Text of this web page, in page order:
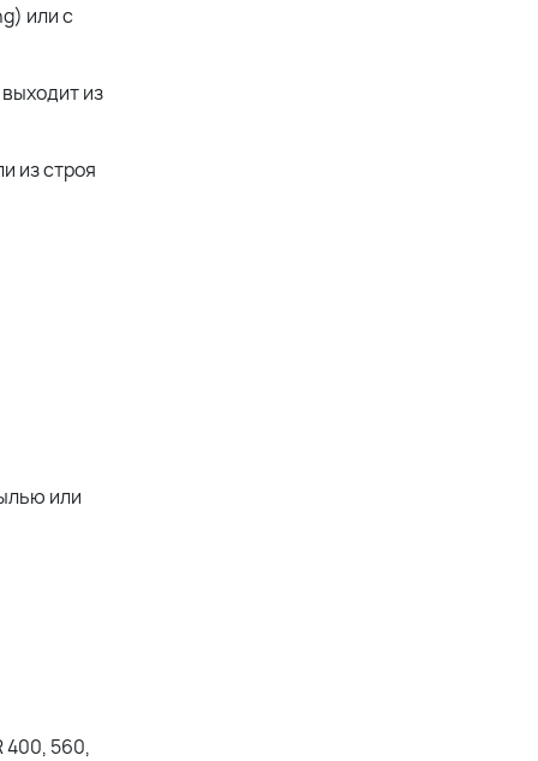
или с
из
из строя
или
400, 560,